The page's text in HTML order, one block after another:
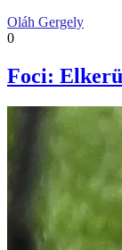
Oláh Gergely
0
Foci: